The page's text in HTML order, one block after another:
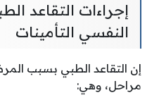
إجراءات التقاعد
النفسي التأمينات
إن التقاعد الطبي بسبب
مراحل، وهي: